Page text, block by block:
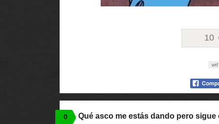
10
wtf
0 Qué asco me estás dando pero